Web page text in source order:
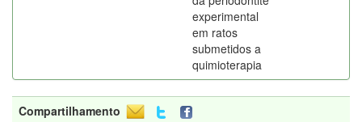
experimental
em ratos
submetidos a
quimioterapia
Compartilhamento